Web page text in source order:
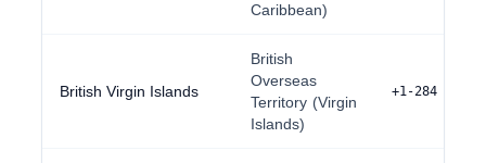
Caribbean)
British Virgin Islands
British
Overseas
Territory (Virgin
Islands)
+1-284